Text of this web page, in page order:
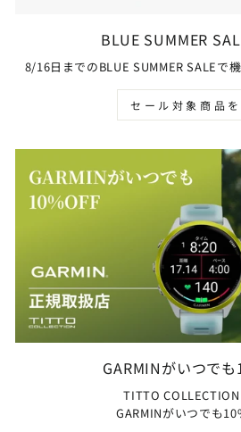
BLUE SUMMER
8/16日までのBLUE SUMMER SALEで
セール対象商品を
GARMINがいつで
TITTO COLLECTION
GARMINがいつでも